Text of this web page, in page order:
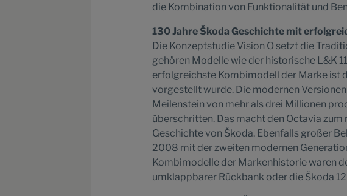
die Kombination von Funktionalität und
130 Jahre Škoda Geschichte mit
Die Konzeptstudie Vision O setzt die
gehören Modelle wie der historische L&K
erfolgreichste Kombimodell der Marke ist
vorgestellt wurde. Die modernen
Meilenstein von mehr als drei Millionen
überschritten. Das macht den Octavia
Geschichte von Škoda. Ebenfalls großer
2008 mit der zweiten modernen
Kombimodelle der Markenhistorie waren
umklappbarer Rückbank oder die Škoda